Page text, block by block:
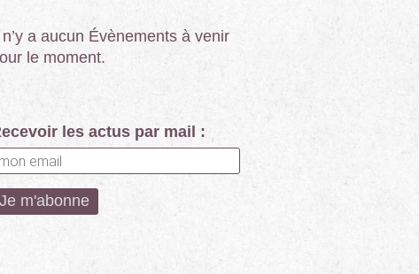
n’y a aucun Évènements à venir
le moment.
les actus par mail :